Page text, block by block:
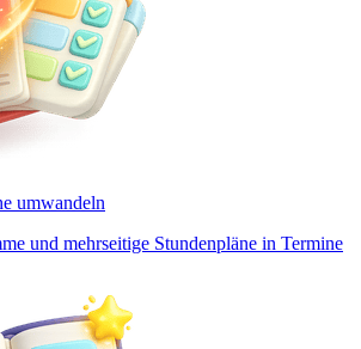
umwandeln
und mehrseitige Stundenpläne in Termine